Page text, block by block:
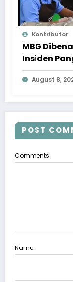
Kontributor
MBG
Insiden
August 8,
POST
Comments
Name